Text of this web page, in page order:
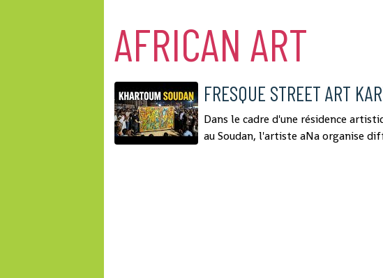
AFRICAN ART
FRESQUE STREET ART
Dans le cadre d'une résidence
au Soudan, l'artiste aNa organise